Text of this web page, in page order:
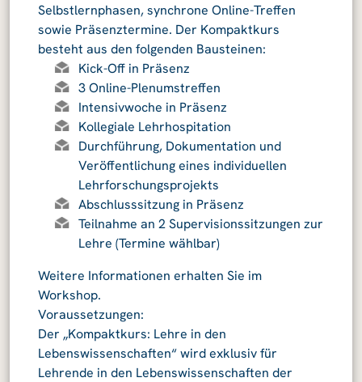
Selbstlernphasen, synchrone Online-Treffen
sowie Präsenztermine. Der Kompaktkurs
besteht aus den folgenden Bausteinen:
Kick-Off in Präsenz
3 Online-Plenumstreffen
Intensivwoche in Präsenz
Kollegiale Lehrhospitation
Durchführung, Dokumentation und
Veröffentlichung eines individuellen
Lehrforschungsprojekts
Abschlusssitzung in Präsenz
Teilnahme an 2 Supervisionssitzungen zur
Lehre (Termine wählbar)
Weitere Informationen erhalten Sie im
Workshop.
Voraussetzungen:
Der „Kompaktkurs: Lehre in den
Lebenswissenschaften“ wird exklusiv für
Lehrende in den Lebenswissenschaften der